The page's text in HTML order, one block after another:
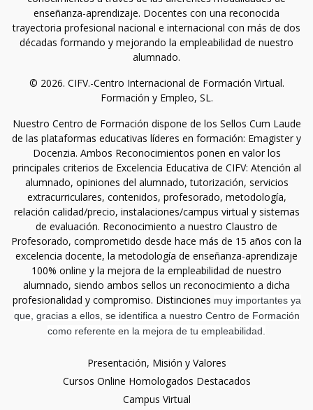
enseñanza-aprendizaje. Docentes con una reconocida
trayectoria profesional nacional e internacional con más de dos
décadas formando y mejorando la empleabilidad de nuestro
alumnado.
© 2026. CIFV.-Centro Internacional de Formación Virtual.
Formación y Empleo, SL.
Nuestro Centro de Formación dispone de los Sellos Cum Laude
de las plataformas educativas líderes en formación: Emagister y
Docenzia. Ambos Reconocimientos ponen en valor los
principales criterios de Excelencia Educativa de CIFV: Atención al
alumnado, opiniones del alumnado, tutorización, servicios
extracurriculares, contenidos, profesorado, metodología,
relación calidad/precio, instalaciones/campus virtual y sistemas
de evaluación. Reconocimiento a nuestro Claustro de
Profesorado, comprometido desde hace más de 15 años con la
excelencia docente, la metodología de enseñanza-aprendizaje
100% online y la mejora de la empleabilidad de nuestro
alumnado, siendo ambos sellos un reconocimiento a dicha
profesionalidad y compromiso. Distinciones muy importantes ya
que, gracias a ellos, se identifica a nuestro Centro de Formación
como referente en la mejora de tu empleabilidad.
Presentación, Misión y Valores
Cursos Online Homologados Destacados
Campus Virtual